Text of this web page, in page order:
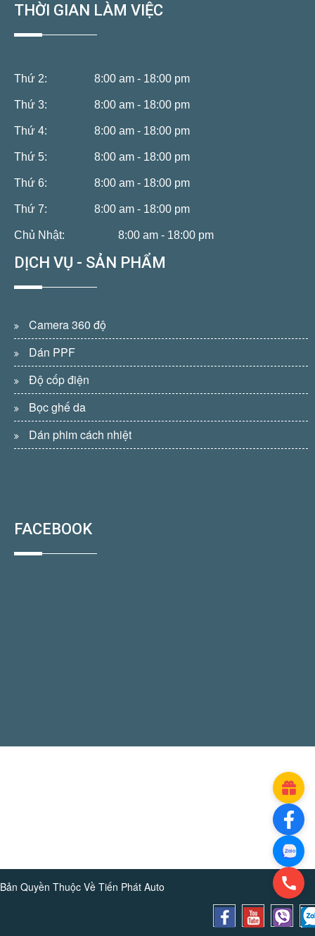
THỜI GIAN LÀM VIỆC
Thứ 2: 8:00 am - 18:00 pm
Thứ 3: 8:00 am - 18:00 pm
Thứ 4: 8:00 am - 18:00 pm
Thứ 5: 8:00 am - 18:00 pm
Thứ 6: 8:00 am - 18:00 pm
Thứ 7: 8:00 am - 18:00 pm
Chủ Nhật: 8:00 am - 18:00 pm
DỊCH VỤ - SẢN PHẨM
Camera 360 độ
Dán PPF
Độ cốp điện
Bọc ghế da
Dán phim cách nhiệt
FACEBOOK
Bản Quyền Thuộc Về Tiến Phát Auto